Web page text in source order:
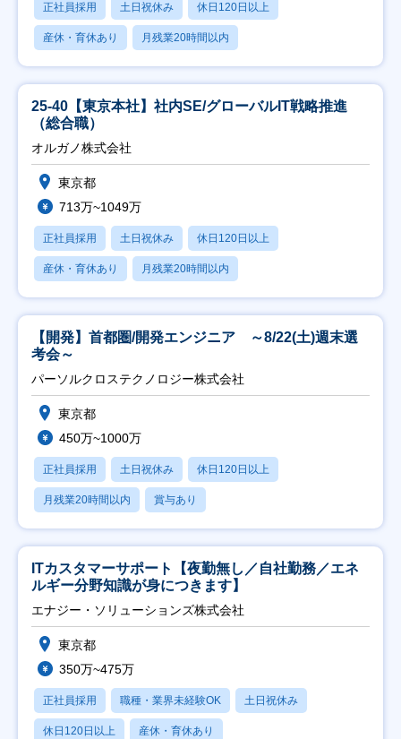
正社員採用 土日祝休み 休日120日以上
産休・育休あり 月残業20時間以内
25-40【東京本社】社内SE/グローバルIT戦略推進
（総合職）
オルガノ株式会社
東京都
713万~1049万
正社員採用 土日祝休み 休日120日以上
産休・育休あり 月残業20時間以内
【開発】首都圏/開発エンジニア ～8/22(土)週末選
考会～
パーソルクロステクノロジー株式会社
東京都
450万~1000万
正社員採用 土日祝休み 休日120日以上
月残業20時間以内 賞与あり
ITカスタマーサポート【夜勤無し／自社勤務／エネ
ルギー分野知識が身につきます】
エナジー・ソリューションズ株式会社
東京都
350万~475万
正社員採用 職種・業界未経験OK 土日祝休み
休日120日以上 産休・育休あり